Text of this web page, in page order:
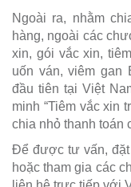
Ngoài ra, nhằm
hàng, ngoài các
xin, gói vắc xin,
uốn ván, viêm
đầu tiên tại Việt
minh “Tiêm vắc xin
chia nhỏ thanh toán
Để được tư vấn, đặt
hoặc tham gia các